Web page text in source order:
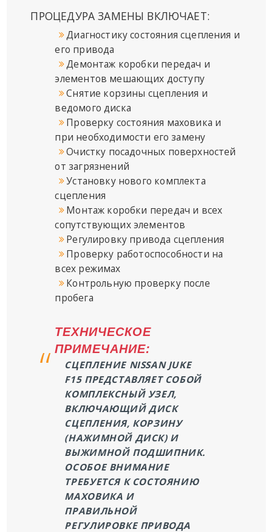
ПРОЦЕДУРА ЗАМЕНЫ ВКЛЮЧАЕТ:
Диагностику состояния сцепления и
его привода
Демонтаж коробки передач и
элементов мешающих доступу
Снятие корзины сцепления и
ведомого диска
Проверку состояния маховика и
при необходимости его замену
Очистку посадочных поверхностей
от загрязнений
Установку нового комплекта
сцепления
Монтаж коробки передач и всех
сопутствующих элементов
Регулировку привода сцепления
Проверку работоспособности на
всех режимах
Контрольную проверку после
пробега
ТЕХНИЧЕСКОЕ
ПРИМЕЧАНИЕ:
СЦЕПЛЕНИЕ NISSAN JUKE
F15 ПРЕДСТАВЛЯЕТ СОБОЙ
КОМПЛЕКСНЫЙ УЗЕЛ,
ВКЛЮЧАЮЩИЙ ДИСК
СЦЕПЛЕНИЯ, КОРЗИНУ
(НАЖИМНОЙ ДИСК) И
ВЫЖИМНОЙ ПОДШИПНИК.
ОСОБОЕ ВНИМАНИЕ
ТРЕБУЕТСЯ К СОСТОЯНИЮ
МАХОВИКА И
ПРАВИЛЬНОЙ
РЕГУЛИРОВКЕ ПРИВОДА